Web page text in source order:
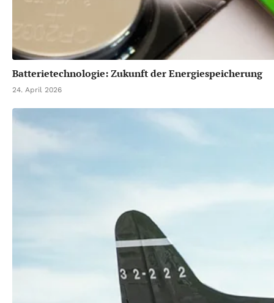
Batterietechnologie: Zukunft der Energiespeicherung
24. April 2026